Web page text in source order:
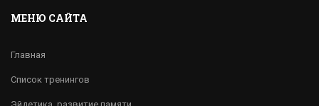
МЕНЮ САЙТА
Главная
Список тренингов
Эйдетика, развитие памяти